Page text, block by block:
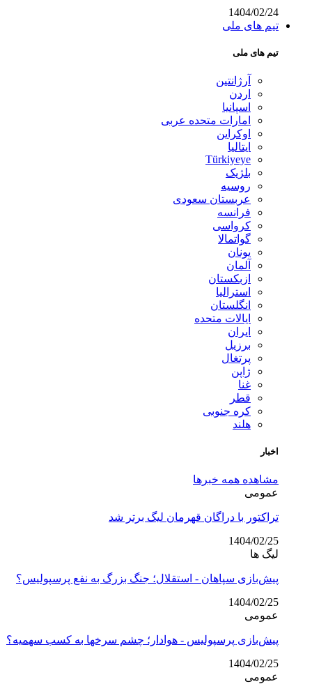
1404/02/24
تیم های ملی
تیم های ملی
آرژانتین
اردن
اسپانیا
امارات متحده عربی
اوکراین
ایتالیا
Türkiyeye
بلژیک
روسیه
عربستان سعودی
فرانسه
کرواسی
گواتمالا
یونان
آلمان
ازبکستان
استرالیا
انگلستان
ایالات متحده
ایران
برزیل
پرتغال
ژاپن
غنا
قطر
کره جنوبی
هلند
اخبار
مشاهده همه خبرها
عمومی
تراکتور با دراگان قهرمان لیگ برتر شد
1404/02/25
لیگ ها
پیش‌بازی سپاهان - استقلال؛ جنگ بزرگ به نفع پرسپولیس؟
1404/02/25
عمومی
پیش‌بازی پرسپولیس - هوادار؛ چشم سرخها به کسب سهمیه؟
1404/02/25
عمومی